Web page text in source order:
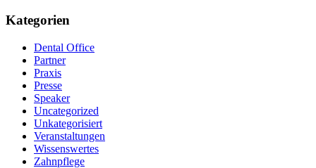
Kategorien
Dental Office
Partner
Praxis
Presse
Speaker
Uncategorized
Unkategorisiert
Veranstaltungen
Wissenswertes
Zahnpflege